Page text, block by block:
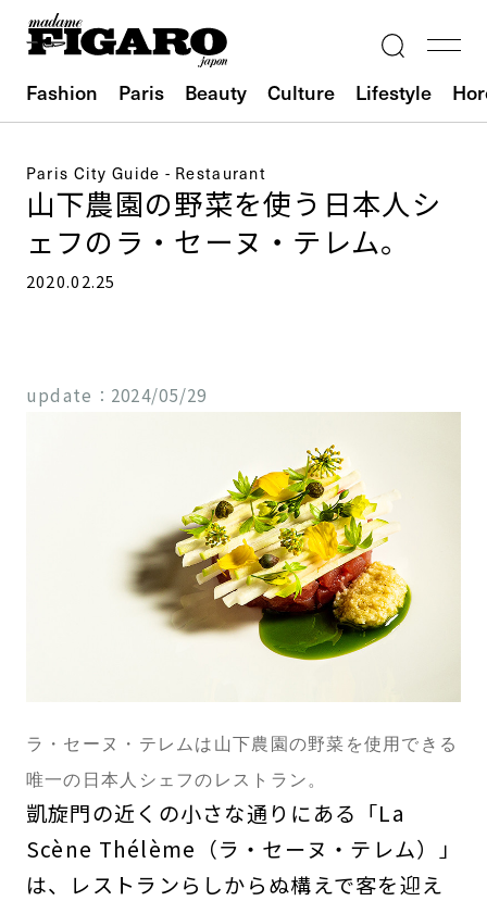
Fashion Paris Beauty Culture Lifestyle
Paris City Guide - Restaurant
山下農園の野菜を使う日本人シ
ェフのラ・セーヌ・テレム。
2020.02.25
update： 2024/05/29
ラ・セーヌ・テレムは山下農園の野菜を使用できる
唯一の日本人シェフのレストラン。
凱旋門の近くの小さな通りにある「La
Scène Thélème（ラ・セーヌ・テレム）」
は、レストランらしからぬ構えで客を迎え